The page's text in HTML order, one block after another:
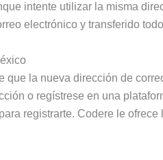
intente utilizar la misma
electrónico y transferido
la nueva dirección de
o regístrese en una
registrarte. Codere le